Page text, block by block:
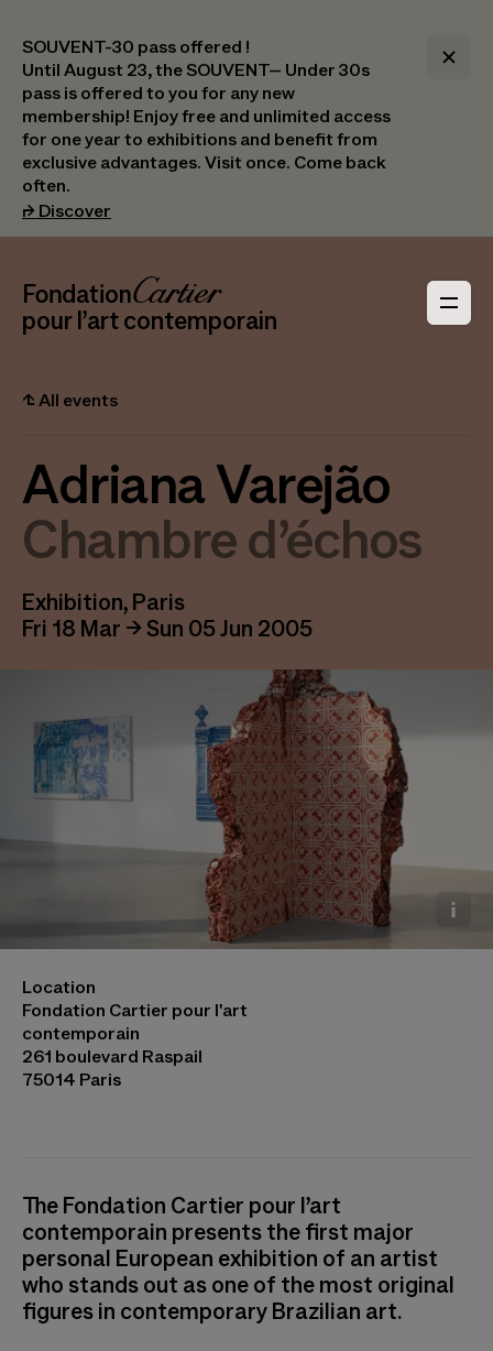
SOUVENT-30 pass offered !
Until August 23, the SOUVENT– Under 30s
pass is offered to you for any new
membership! Enjoy free and unlimited access
for one year to exhibitions and benefit from
exclusive advantages. Visit once. Come back
often.
⮣ Discover
Header Navigation
_logoFondation Cartier
pour l’art contemporain
⮤All events
Adriana Varejão
Chambre d’échos
Exhibition, Paris
Fri 18 Mar → Sun 05 Jun 2005
Adriana Varejão, Linda da Lapa, 2005 © Adriana
Varejão Photo © Patrick Gries
Location
Fondation Cartier pour l'art
contemporain
261 boulevard Raspail
75014 Paris
The Fondation Cartier pour l’art
contemporain presents the first major
personal European exhibition of an artist
who stands out as one of the most original
figures in contemporary Brazilian art.